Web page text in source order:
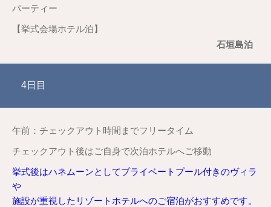
パーティー
【挙式会場ホテル泊】
石垣島泊
4日目
午前：チェックアウト時間までフリータイム
チェックアウト後はご自身で次泊ホテルへご移動
挙式後はハネムーンとしてプライベートプール付きのヴィラ
や
施設が重視したリゾートホテルへのご宿泊がおすすめです。